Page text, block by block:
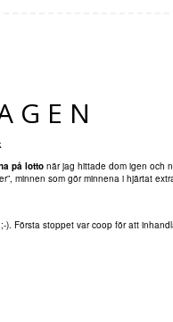
på lotto när jag hittade dom igen och
minnen som gör minnena i hjärtat
Första stoppet var coop för att